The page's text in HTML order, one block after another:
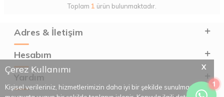
X
Çerez Kullanımı
Kişisel verileriniz, hizmetlerimizin daha iyi bir şekilde sunulması için
1
Toplam 1 ürün bulunmaktadır.
Adres & İletişim
Hesabım
Yardım